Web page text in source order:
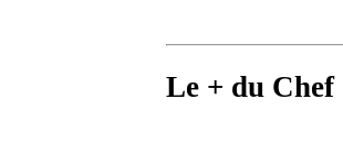
Le + du Chef